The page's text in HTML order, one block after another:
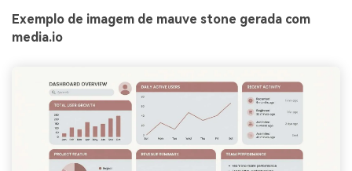
Exemplo de imagem de mauve stone gerada com
media.io